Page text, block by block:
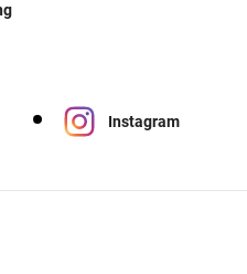
Instagram